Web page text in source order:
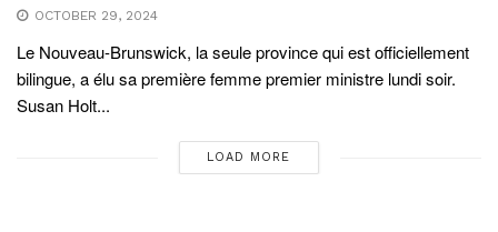
OCTOBER 29, 2024
Le Nouveau-Brunswick, la seule province qui est officiellement
bilingue, a élu sa première femme premier ministre lundi soir.
Susan Holt...
LOAD MORE